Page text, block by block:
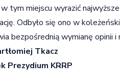
tym miejscu wyrazić
Odbyło się ono w
bezpośrednią wymianę opinii
Tkacz
Prezydium KRRP